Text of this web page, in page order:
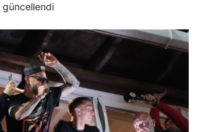
güncellendi